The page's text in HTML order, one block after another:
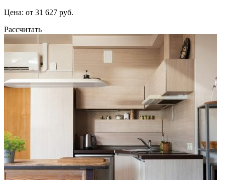
Цена: от 31 627 руб.
Рассчитать